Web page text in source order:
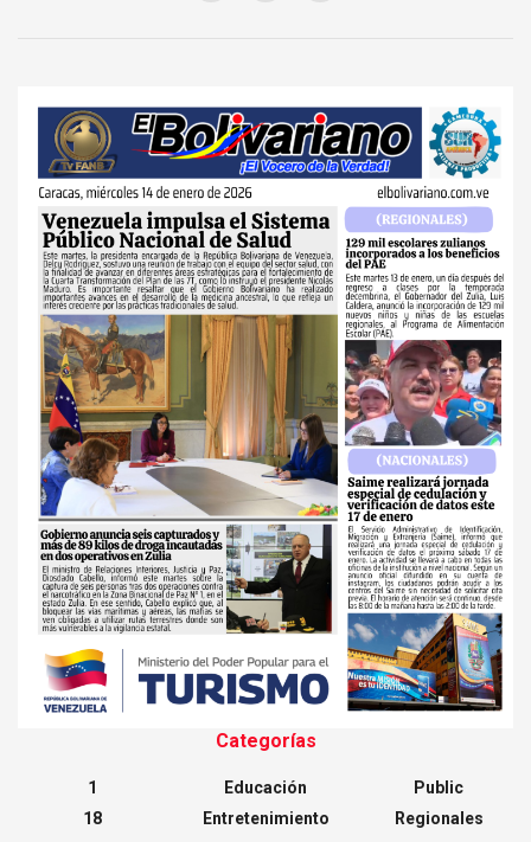
Categorías
1
18
Educación
Entretenimiento
Public
Regionales